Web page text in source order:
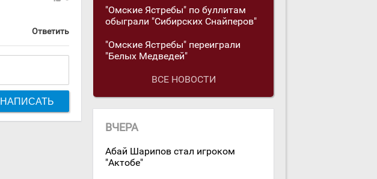
Ответить
НАПИСАТЬ
"Омские Ястребы" по буллитам
обыграли "Сибирских Снайперов"
"Омские Ястребы" переиграли
"Белых Медведей"
ВСЕ НОВОСТИ
ВЧЕРА
Абай Шарипов стал игроком
"Актобе"